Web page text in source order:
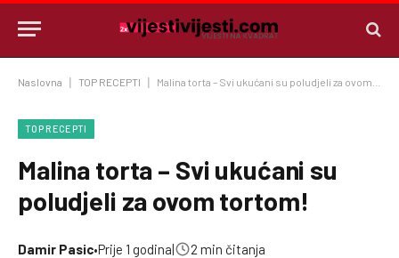
Naslovna TOP RECEPTI Malina torta – Svi ukućani su poludjeli za ovom tortom!
TOP RECEPTI
Malina torta – Svi ukućani su
poludjeli za ovom tortom!
Damir Pasic•Prije 1 godina| 2 min čitanja